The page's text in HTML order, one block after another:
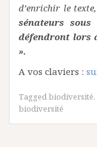
d’enrichir le
sénateurs sous
défendront lors
».
A vos claviers :
Taggedbiodiversité,
biodiversité